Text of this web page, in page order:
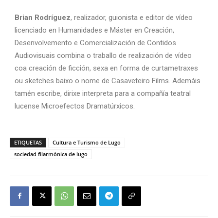
Brian Rodríguez, realizador, guionista e editor de vídeo
licenciado en Humanidades e Máster en Creación,
Desenvolvemento e Comercialización de Contidos
Audiovisuais combina o traballo de realización de vídeo
coa creación de ficción, sexa en forma de curtametraxes
ou sketches baixo o nome de Casaveteiro Films. Ademáis
tamén escribe, dirixe interpreta para a compañía teatral
lucense Microefectos Dramatúrxicos.
ETIQUETAS
Cultura e Turismo de Lugo
sociedad filarmónica de lugo